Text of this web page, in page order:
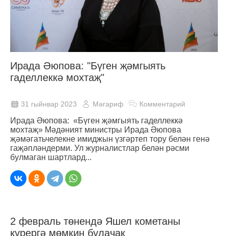
Ирада Әюпова: "Бүген җәмгыять
гаделлеккә мохтаҗ"
31 гыйнвар 2023 Мәгариф Комментарий
Ирада Әюпова: «Бүген җәмгыять гаделлеккә
мохтаҗ» Мәдәният министры Ирада Әюпова
җәмәгатьчелекне имиджын үзгәртеп тору белән генә
гаҗәпләндерми. Ул журналистлар белән рәсми
булмаган шартлард...
2 февраль төнендә Яшел кометаны
күрергә мөмкин булачак